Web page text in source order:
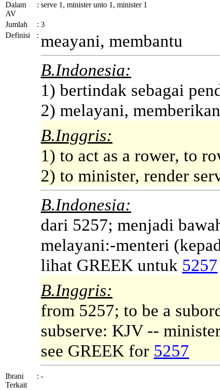
Dalam
AV
: serve 1, minister unto 1, minister 1
Jumlah : 3
Definisi
: meayani, membantu
B.Indonesia:
1) bertindak sebagai
2) melayani,
B.Inggris:
1) to act as a rower, to
2) to minister, render
B.Indonesia:
dari 5257; menjadi
melayani:-menteri
lihat GREEK untuk 5257
B.Inggris:
from 5257; to be a
subserve: KJV --
see GREEK for 5257
Ibrani
Terkait
: -